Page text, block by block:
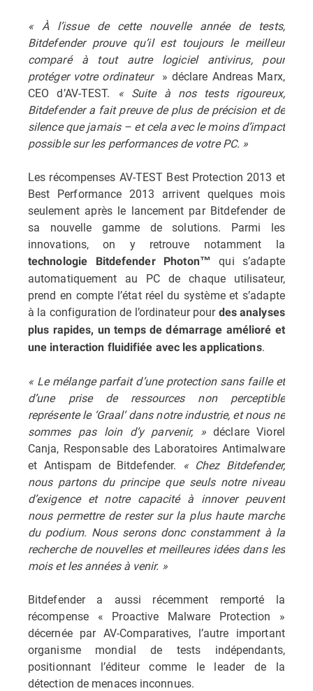
« À l’issue de cette nouvelle année de tests,
Bitdefender prouve qu’il est toujours le meilleur
comparé à tout autre logiciel antivirus, pour
protéger votre ordinateur » déclare Andreas Marx,
CEO d’AV-TEST.
« Suite à nos tests rigoureux,
Bitdefender a fait preuve de plus de précision et de
silence que jamais – et cela avec le moins d’impact
possible sur les performances de votre PC. »
Les récompenses AV-TEST Best Protection 2013 et
Best Performance 2013 arrivent quelques mois
seulement après le lancement par Bitdefender de
sa nouvelle gamme de solutions. Parmi les
innovations, on y retrouve notamment la
technologie Bitdefender Photon™qui s’adapte
automatiquement au PC de chaque utilisateur,
prend en compte l’état réel du système et s’adapte
à la configuration de l’ordinateur pour des analyses
plus rapides, un temps de démarrage amélioré et
une interaction fluidifiée avec les applications.
« Le mélange parfait d’une protection sans faille et
d’une prise de ressources non perceptible
représente le ‘Graal‘ dans notre industrie, et nous ne
sommes pas loin d’y parvenir, »déclare Viorel
Canja, Responsable des Laboratoires Antimalware
et Antispam de Bitdefender.
« Chez Bitdefender,
nous partons du principe que seuls notre niveau
d’exigence et notre capacité à innover peuvent
nous permettre de rester sur la plus haute marche
du podium. Nous serons donc constamment à la
recherche de nouvelles et meilleures idées dans les
mois et les années à venir. »
Bitdefender a aussi récemment remporté la
récompense « Proactive Malware Protection »
décernée par AV-Comparatives, l’autre important
organisme mondial de tests indépendants,
positionnant l’éditeur comme le leader de la
détection de menaces inconnues.